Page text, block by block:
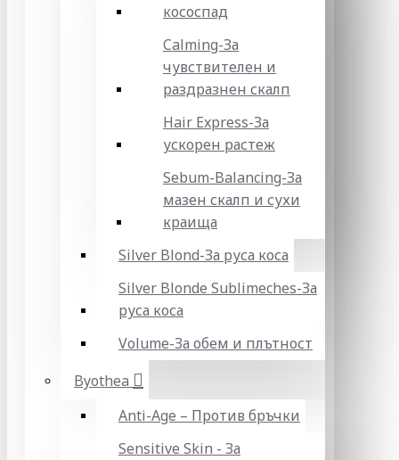
кососпад
Calming-За
чувствителен и
раздразнен скалп
Hair Express-За
ускорен растеж
Sebum-Balancing-За
мазен скалп и сухи
краища
Silver Blond-За руса коса
Silver Blonde Sublіmeches-За
руса коса
Volume-За обем и плътност
Byothea
Anti-Age – Против бръчки
Sensitive Skin - За